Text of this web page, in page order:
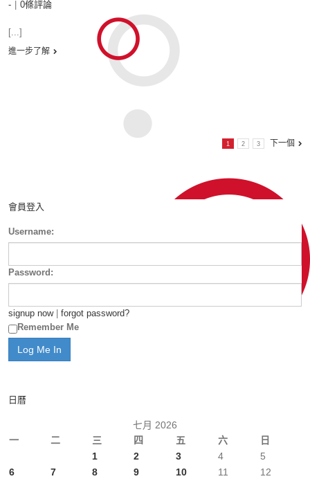
- 0條評論
[...]
進一步了解
1 2 3 下一個
會員登入
Username:
Password:
signup now| forgot password?
Remember Me
日曆
七月 2026
一
二 三 四 五 六 日
1 2 3 4
5
6
7 8 9 10 11
12